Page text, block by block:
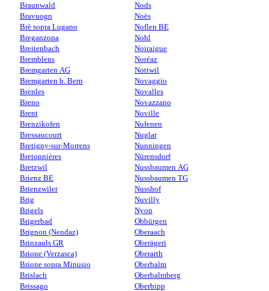
Braunwald
Bravuogn
Brè sopra Lugano
Breganzona
Breitenbach
Bremblens
Bremgarten AG
Bremgarten b. Bern
Brenles
Breno
Brent
Brenzikofen
Bressaucourt
Bretigny-sur-Morrens
Bretonnières
Bretzwil
Brienz BE
Brienzwiler
Brig
Brigels
Brigerbad
Brignon (Nendaz)
Brinzauls GR
Brione (Verzasca)
Brione sopra Minusio
Brislach
Brissago
Nods
Noës
Noflen BE
Nohl
Noiraigue
Noréaz
Nottwil
Novaggio
Novalles
Novazzano
Noville
Nufenen
Nuglar
Nunningen
Nürensdorf
Nussbaumen AG
Nussbaumen TG
Nusshof
Nuvilly
Nyon
Obbürgen
Oberaach
Oberägeri
Oberarth
Oberbalm
Oberbalmberg
Oberbipp